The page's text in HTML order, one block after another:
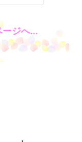
ージへ…